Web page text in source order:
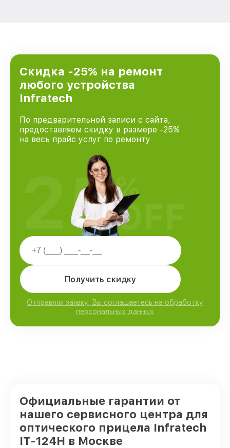
Скидка -25% на ремонт
любого устройства
Infratech
По предварительной записи с сайта,
предоставляем скидку в размере -25%
на весь прайс услуг по ремонту
Получить скидку
Отправляя заявку, Вы соглашаетесь на обработку
персональных данных
25%
OFF
Официальные гарантии от
нашего сервисного центра для
оптического прицела Infratech
IT-124Н в Москве